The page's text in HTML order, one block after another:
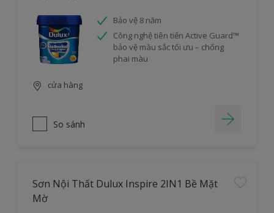
Bảo vệ 8 năm
Công nghệ tiên tiến Active Guard™
bảo vệ màu sắc tối ưu – chống
phai màu
cửa hàng
So sánh
Sơn Nội Thất Dulux Inspire 2IN1 Bề Mặt
Mờ